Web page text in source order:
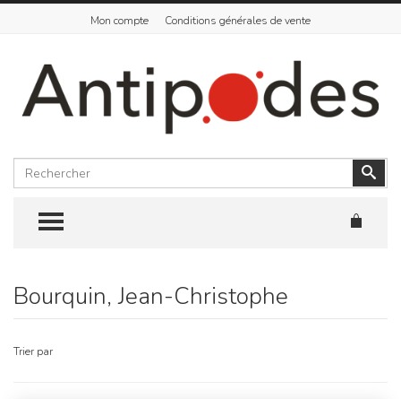
Mon compte Conditions générales de vente
Rechercher
TOGGLE MENU
Skip
content
Bourquin, Jean-Christophe
Trier par